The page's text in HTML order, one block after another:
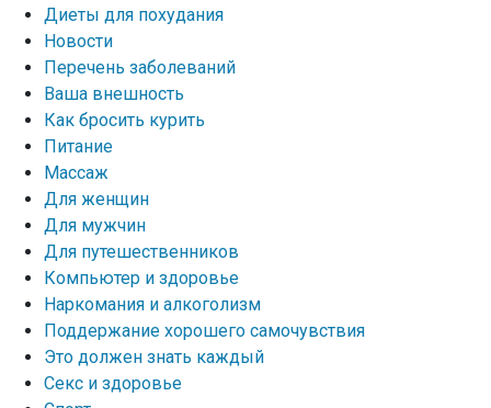
Диеты для похудания
Новости
Перечень заболеваний
Ваша внешность
Как бросить курить
Питание
Массаж
Для женщин
Для мужчин
Для путешественников
Компьютер и здоровье
Наркомания и алкоголизм
Поддержание хорошего самочувствия
Это должен знать каждый
Секс и здоровье